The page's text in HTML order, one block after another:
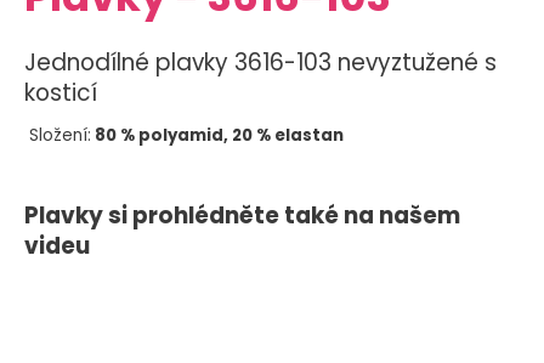
5
hvězdiček.
Jednodílné plavky 3616-103 nevyztužené s
kosticí
Složení: 80 % polyamid, 20 % elastan
Plavky si prohlédněte také na našem
videu
j
í
t